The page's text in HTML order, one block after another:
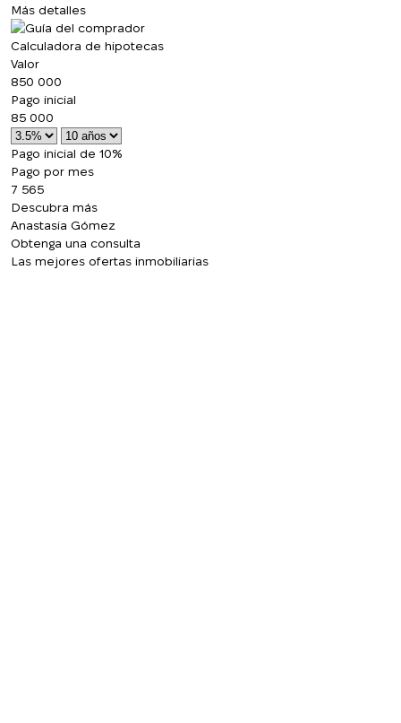
Más detalles
Calculadora de hipotecas
Valor
850 000
Pago inicial
85 000
Pago inicial de 10%
Pago por mes
7 565
Descubra más
Anastasia Gómez
Obtenga una consulta
Las mejores ofertas inmobiliarias